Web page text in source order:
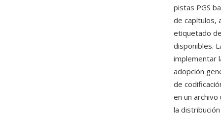
pistas PGS
de capítulos,
etiquetado
disponibles.
implementar
adopción
de
en un
la